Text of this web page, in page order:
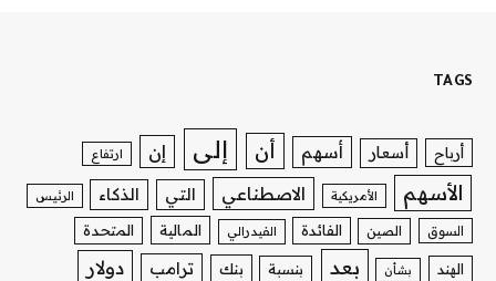
TAGS
أرباح أسعار أسهم أن إلى إن ارتفاع
الأسهم الأمريكية الاصطناعي التي الذكاء الرئيس
السوق الصين الفائدة الفيدرالي المالية المتحدة
الهند بشأن بعد بنسبة بنك ترامب دولار